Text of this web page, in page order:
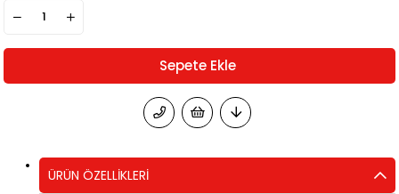
ÜRÜN ÖZELLIKLERI